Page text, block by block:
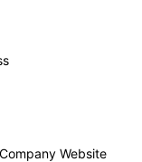
Website